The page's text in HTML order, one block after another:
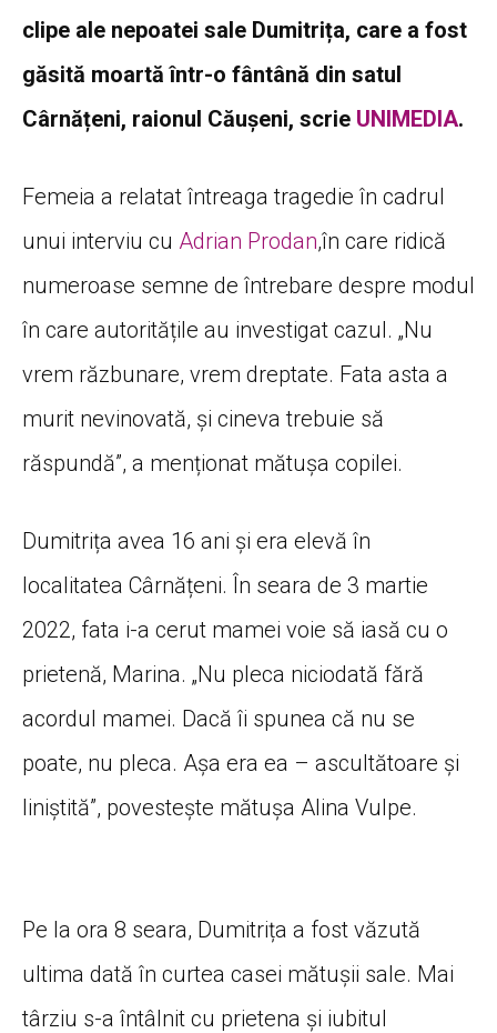
clipe ale nepoatei sale Dumitrița, care a fost
găsită moartă într-o fântână din satul
Cârnățeni, raionul Căușeni, scrie UNIMEDIA.
Femeia a relatat întreaga tragedie în cadrul
unui interviu cu Adrian Prodan,în care ridică
numeroase semne de întrebare despre modul
în care autoritățile au investigat cazul. „Nu
vrem răzbunare, vrem dreptate. Fata asta a
murit nevinovată, și cineva trebuie să
răspundă”, a menționat mătușa copilei.
Dumitrița avea 16 ani și era elevă în
localitatea Cârnățeni. În seara de 3 martie
2022, fata i-a cerut mamei voie să iasă cu o
prietenă, Marina. „Nu pleca niciodată fără
acordul mamei. Dacă îi spunea că nu se
poate, nu pleca. Așa era ea – ascultătoare și
liniștită”, povestește mătușa Alina Vulpe.
Pe la ora 8 seara, Dumitrița a fost văzută
ultima dată în curtea casei mătușii sale. Mai
târziu s-a întâlnit cu prietena și iubitul